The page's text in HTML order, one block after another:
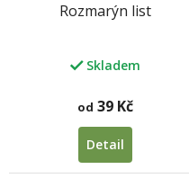
Rozmarýn list
Skladem
od 39 Kč
Detail